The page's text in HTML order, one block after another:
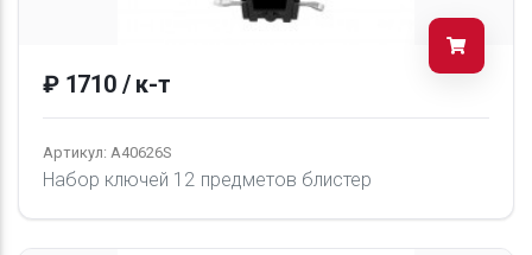
₽ 1710 / к-т
Артикул: A40626S
Набор ключей 12 предметов блистер